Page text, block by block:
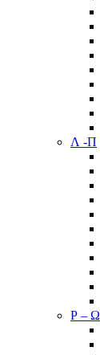
Λ -Π
Ρ – Ω